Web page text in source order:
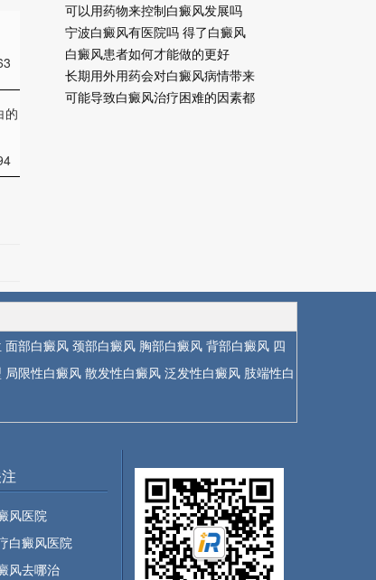
的
可以用药物来控制白癜风发展吗
宁波白癜风有医院吗 得了白癜风
白癜风患者如何才能做的更好
长期用外用药会对白癜风病情带来
可能导致白癜风治疗困难的因素都
面部白癜风 颈部白癜风 胸部白癜风 背部白癜风 四
局限性白癜风 散发性白癜风 泛发性白癜风 肢端性白
风医院
白癜风医院
风去哪治